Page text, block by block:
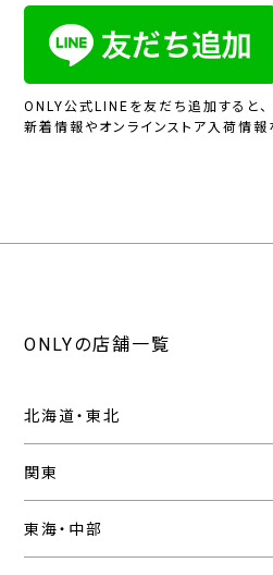
ONLY公式LINEを友だち追加すると、
新着情報やオンラインストア入荷情報
ONLYの店舗一覧
北海道・東北
関東
東海・中部